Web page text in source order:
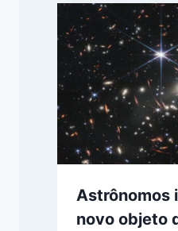
Astrônomos
novo objeto